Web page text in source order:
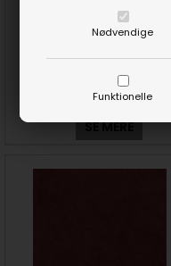
Nødvendige
Funktionelle
Patchworkstof Shadow play
Flag rød
150 DKK pr. meter
SE MERE